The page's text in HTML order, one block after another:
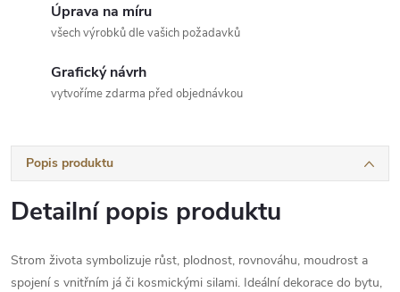
Úprava na míru
všech výrobků dle vašich požadavků
Grafický návrh
vytvoříme zdarma před objednávkou
Popis produktu
Detailní popis produktu
Strom života symbolizuje růst, plodnost, rovnováhu, moudrost a
spojení s vnitřním já či kosmickými silami. Ideální dekorace do bytu,